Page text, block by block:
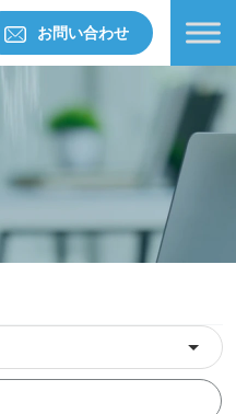
お問い合わせ